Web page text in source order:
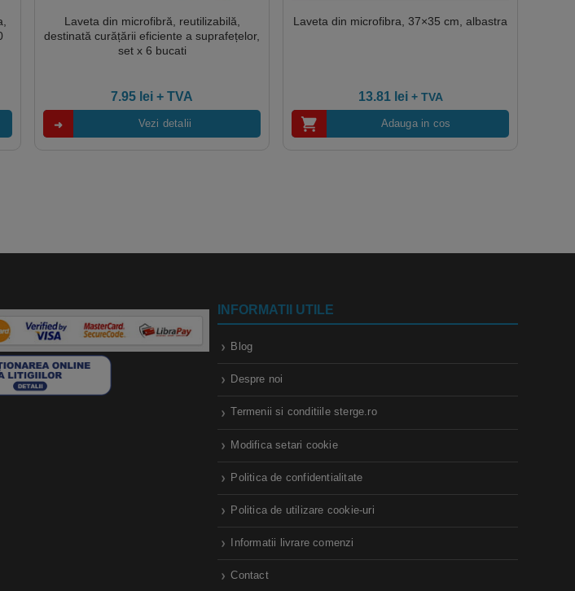
Laveta din microfibră, reutilizabilă,
destinată curățării eficiente a suprafețelor,
set x 6 bucati
7.95 lei + TVA
Vezi detalii
Laveta din microfibra, 37×35 cm, albastra
13.81 lei + TVA
Adauga in cos
INFORMATII UTILE
Blog
Despre noi
Termenii si conditiile sterge.ro
Modifica setari cookie
Politica de confidentialitate
Politica de utilizare cookie-uri
Informatii livrare comenzi
Contact